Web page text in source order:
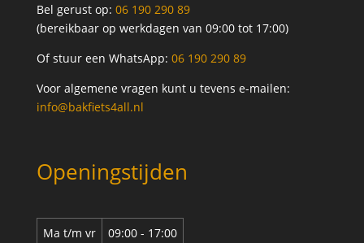
Bel gerust op: 06 190 290 89
(bereikbaar op werkdagen van 09:00 tot 17:00)
Of stuur een WhatsApp: 06 190 290 89
Voor algemene vragen kunt u tevens e-mailen:
info@bakfiets4all.nl
Openingstijden
Ma t/m vr
09:00 - 17:00